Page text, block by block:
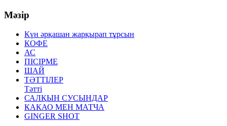
Мәзір
Күн әрқашан жарқырап тұрсын
КОФЕ
АС
ПІСІРМЕ
ШАЙ
ТӘТТІЛЕР
Тәтті
САЛҚЫН СУСЫНДАР
КАКАО МЕН МАТЧА
GINGER SHOT